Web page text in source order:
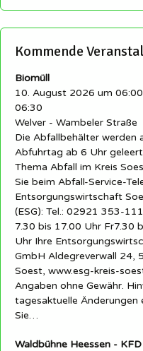
Kommende
Biomüll
10. August 2026 um
06:30
Welver - Wambeler Straße
Die Abfallbehälter werden
Abfuhrtag ab 6 Uhr
Thema Abfall im Kreis
Sie beim Abfall-Service-
Entsorgungswirtschaft
(ESG): Tel.: 02921 353-
7.30 bis 17.00 Uhr Fr7.30
Uhr Ihre
GmbH Aldegreverwall 24,
Soest, www.esg-kreis-
Angaben ohne Gewähr.
tagesaktuelle Änderungen
Sie…
Waldbühne Heessen - KFD